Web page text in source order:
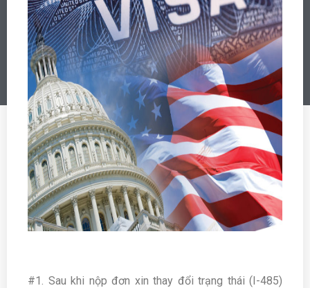
#1. Sau khi nộp đơn xin thay đổi trạng thái (I-485)